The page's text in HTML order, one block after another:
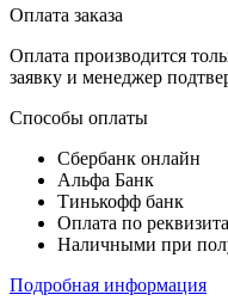
Оплата заказа
Оплата производится
заявку и менеджер
Способы оплаты
Сбербанк онлайн
Альфа Банк
Тинькофф банк
Оплата по
Наличными при
Подробная информация